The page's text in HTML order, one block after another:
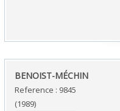
‎BENOIST-MÉCHIN‎
Reference : 9845
(1989)